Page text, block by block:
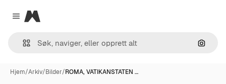
Close menu
Magnific
Søk
Hjem/Arkiv/Bilder/ROMA, VATIKANSTATEN …